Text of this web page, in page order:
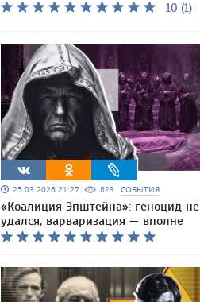
10 (1)
25.03.2026 21:27 823 СОБЫТИЯ
«Коалиция Эпштейна»: геноцид не
удался, варваризация — вполне